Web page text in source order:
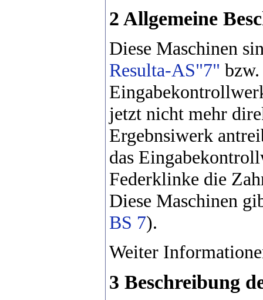
2 Allgemeine
Diese Maschinen
Resulta-AS"7"
jetzt nicht mehr
Ergebnsiwerk
das
Federklinke die
Diese Maschinen
BS 7).
Weiter
3 Beschreibung